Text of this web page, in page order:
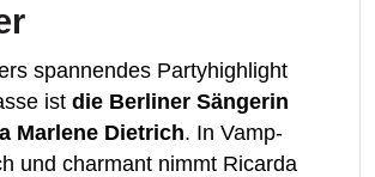
spannendes Partyhighlight
ist die Berliner Sängerin
Marlene Dietrich. In Vamp-
und charmant nimmt Ricarda